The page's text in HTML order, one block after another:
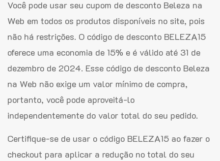
Você pode usar seu cupom de desconto Beleza na
Web em todos os produtos disponíveis no site, pois
não há restrições. O código de desconto BELEZA15
oferece uma economia de 15% e é válido até 31 de
dezembro de 2024. Esse código de desconto Beleza
na Web não exige um valor mínimo de compra,
portanto, você pode aproveitá-lo
independentemente do valor total do seu pedido.
Certifique-se de usar o código BELEZA15 ao fazer o
checkout para aplicar a redução no total do seu